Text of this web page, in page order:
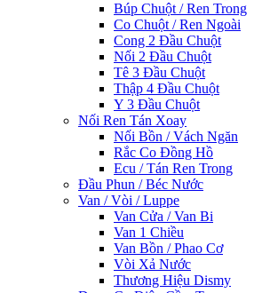
Búp Chuột / Ren Trong
Co Chuột / Ren Ngoài
Cong 2 Đầu Chuột
Nối 2 Đầu Chuột
Tê 3 Đầu Chuột
Thập 4 Đầu Chuột
Y 3 Đầu Chuột
Nối Ren Tán Xoay
Nối Bồn / Vách Ngăn
Rắc Co Đồng Hồ
Ecu / Tán Ren Trong
Đầu Phun / Béc Nước
Van / Vòi / Luppe
Van Cửa / Van Bi
Van 1 Chiều
Van Bồn / Phao Cơ
Vòi Xả Nước
Thương Hiệu Dismy